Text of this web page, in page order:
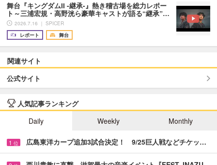
舞台『キングダムII -継承-』熱き稽古場を総力レポー
ト～三浦宏規・高野洸ら豪華キャストが語る“継承”…
2026.7.16 ｜ SPICER
レポート
舞台
関連サイト
公式サイト
人気記事ランキング
Daily
Weekly Monthly
1 位 広島東洋カープ追加3試合決定！ 9/25巨人戦などチケッ…